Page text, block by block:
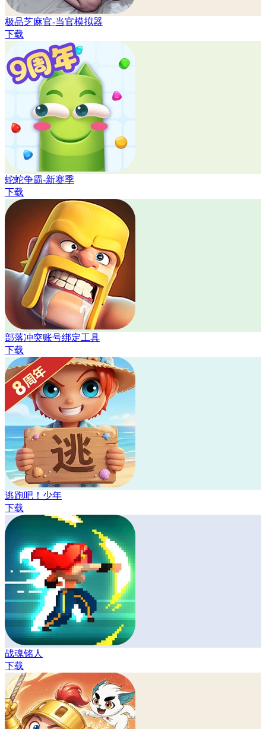
极品芝麻官-当官模拟器
下载
蛇蛇争霸-新赛季
下载
部落冲突账号绑定工具
下载
逃跑吧！少年
下载
战魂铭人
下载